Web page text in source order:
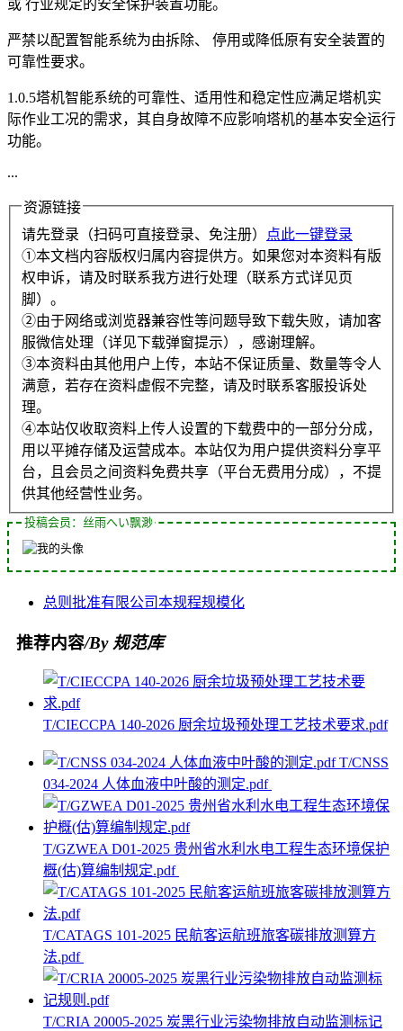
或 行业规定的安全保护装置功能。
严禁以配置智能系统为由拆除、 停用或降低原有安全装置的
可靠性要求。
1.0.5塔机智能系统的可靠性、适用性和稳定性应满足塔机实
际作业工况的需求，其自身故障不应影响塔机的基本安全运行
功能。
...
资源链接
请先登录（扫码可直接登录、免注册）
点此一键登录
①本文档内容版权归属内容提供方。如果您对本资料有版
权申诉，请及时联系我方进行处理（联系方式详见页
脚）。
②由于网络或浏览器兼容性等问题导致下载失败，请加客
服微信处理（详见下载弹窗提示），感谢理解。
③本资料由其他用户上传，本站不保证质量、数量等令人
满意，若存在资料虚假不完整，请及时联系客服投诉处
理。
④本站仅收取资料上传人设置的下载费中的一部分分成，
用以平摊存储及运营成本。本站仅为用户提供资料分享平
台，且会员之间资料免费共享（平台无费用分成），不提
供其他经营性业务。
投稿会员：丝雨へい飘渺
总则 批准有限公司本规程规模化
推荐内容/By 规范库
T/CIECCPA 140-2026 厨余垃圾预处理工艺技术要求.pdf
T/CNSS
034-2024 人体血液中叶酸的测定.pdf
T/GZWEA D01-2025 贵州省水利水电工程生态环境保护
概(估)算编制规定.pdf
T/CATAGS 101-2025 民航客运航班旅客碳排放测算方
法.pdf
T/CRIA 20005-2025 炭黑行业污染物排放自动监测标记